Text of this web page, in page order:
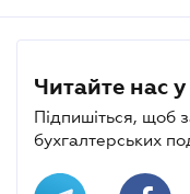
Читайте нас
Підпишіться, щоб
бухгалтерських